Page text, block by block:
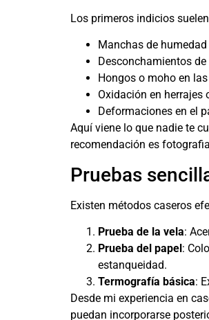
Los primeros indicios
Manchas de
Desconchamientos
Hongos o moho en
Oxidación en herrajes
Deformaciones en el
Aquí viene lo que nadie te
recomendación es
Pruebas
Existen métodos caseros
Prueba de la vela:
Prueba del papel:
estanqueidad.
Termografía básica:
Desde mi experiencia en
puedan incorporarse